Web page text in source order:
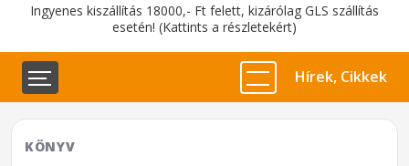
Ingyenes kiszállítás 18000,- Ft felett, kizárólag GLS szállítás
esetén! (Kattints a részletekért)
Hírek, Cikkek
KÖNYV